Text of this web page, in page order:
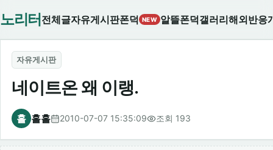
노리터 전체글자유게시판폰덕 NEW 알뜰폰덕갤러리해외반응
자유게시판
네이트온 왜 이랭.
홀 홀홀 2010-07-07 15:35:09 조회 193